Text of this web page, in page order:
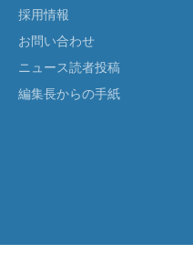
採用情報
お問い合わせ
ニュース読者投稿
編集長からの手紙